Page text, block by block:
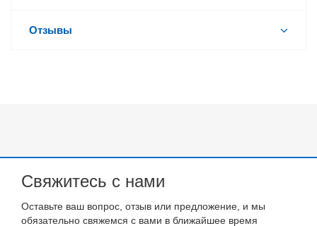
Отзывы
Свяжитесь с нами
Оставьте ваш вопрос, отзыв или предложение, и мы
обязательно свяжемся с вами в ближайшее время